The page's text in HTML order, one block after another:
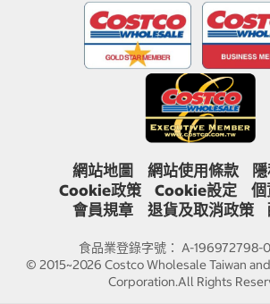
網站地圖 網站使用條款
Cookie政策
Cookie設定
個
會員規章
退貨及取消政策
食品業登錄字號： A-196972798-
© 2015~2026 Costco Wholesale Taiwan
Corporation.All Rights